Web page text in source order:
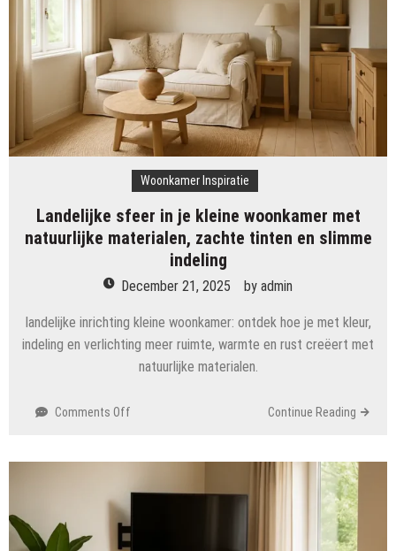
voor
je
kleine
woonkamer
Woonkamer Inspiratie
Landelijke sfeer in je kleine woonkamer met
natuurlijke materialen, zachte tinten en slimme
indeling
December 21, 2025 by admin
landelijke inrichting kleine woonkamer: ontdek hoe je met kleur,
indeling en verlichting meer ruimte, warmte en rust creëert met
natuurlijke materialen.
Comments Off
woonkamer
met
Continue Reading